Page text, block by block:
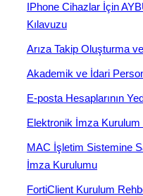
IPhone Cihazlar İçin
Kılavuzu
Arıza Takip Oluşturma
Akademik ve İdari
E-posta Hesaplarının
Elektronik İmza Kurulum
MAC İşletim Sistemine
İmza Kurulumu
FortiClient Kurulum